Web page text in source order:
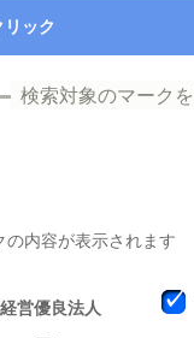
ック
内容が表示されます
営優良法人